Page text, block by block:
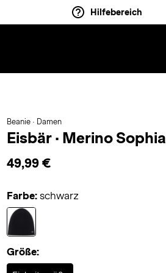
Hilfebereich
Beanie · Damen
Eisbär · Merino Sophia
49,99 €
Farbe: schwarz
Größe:
Selected